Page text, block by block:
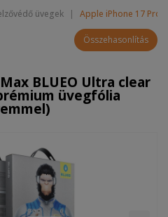
üvegek | Apple iPhone 17 Pro
Összehasonlítás
BLUEO Ultra clear
üvegfólia